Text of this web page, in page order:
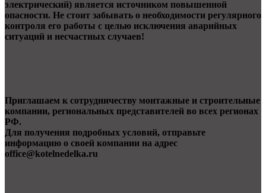
электрический) является источником повышенной
опасности. Не стоит забывать о необходимости регулярного
контроля его работы с целью исключения аварийных
ситуаций и несчастных случаев!
Приглашаем к сотрудничеству монтажные и строительные
компании, региональных представителей во всех регионах
РФ.
Для получения подробных условий, отправьте
информацию о своей компании на адрес
office@kotelnedelka.ru